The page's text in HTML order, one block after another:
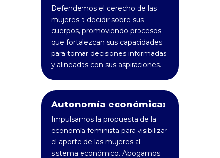
Defendemos el derecho de las
mujeres a decidir sobre sus
cuerpos, promoviendo procesos
que fortalezcan sus capacidades
para tomar decisiones informadas
y alineadas con sus aspiraciones.
Autonomía económica:
Impulsamos la propuesta de la
economía feminista para visibilizar
el aporte de las mujeres al
sistema económico. Abogamos